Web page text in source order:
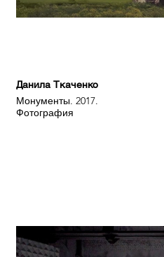
Данила Ткаченко
Монументы. 2017.
Фотография